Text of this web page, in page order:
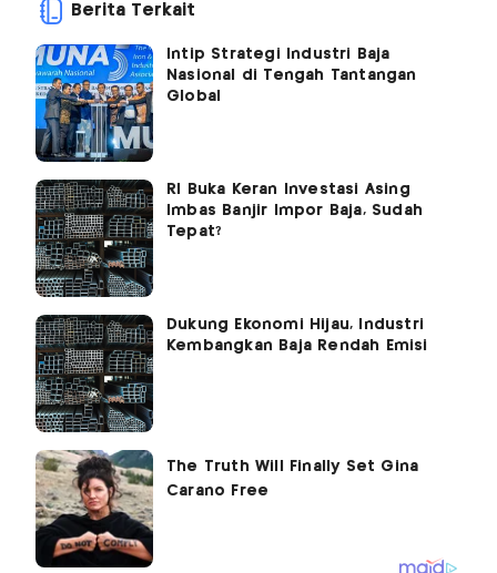
Berita Terkait
Intip Strategi Industri Baja
Nasional di Tengah Tantangan
Global
RI Buka Keran Investasi Asing
Imbas Banjir Impor Baja, Sudah
Tepat?
Dukung Ekonomi Hijau, Industri
Kembangkan Baja Rendah Emisi